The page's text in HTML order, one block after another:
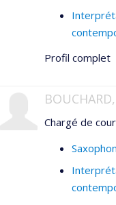
Profil complet
Chargé de